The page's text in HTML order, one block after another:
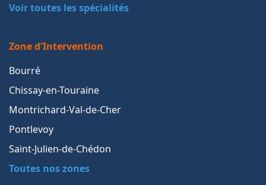
Voir toutes les spécialités
Zone d'Intervention
Bourré
Chissay-en-Touraine
Montrichard-Val-de-Cher
Pontlevoy
Saint-Julien-de-Chédon
Toutes nos zones